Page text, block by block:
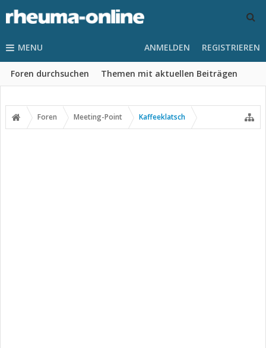
MENU
Foren durchsuchen Themen mit aktuellen Beiträgen
ANMELDEN REGISTRIEREN
Foren Meeting-Point Kaffeeklatsch